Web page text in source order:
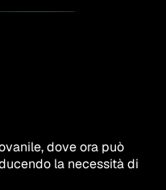
dove ora può
la necessità di